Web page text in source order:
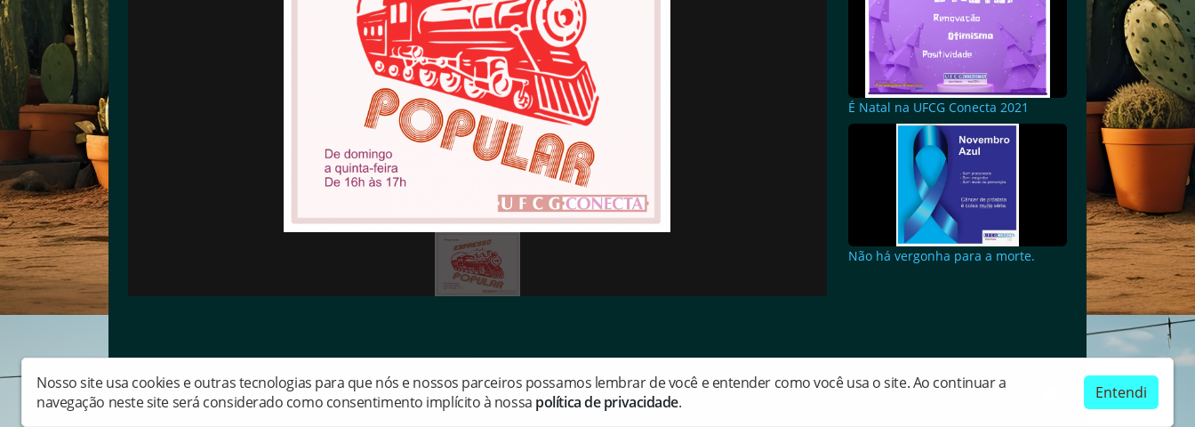
É Natal na UFCG Conecta 2021
Não há vergonha para a morte.
Copyright © Ufcgconecta - Todos os direitos reservados.
Nosso site usa cookies e outras tecnologias para que nós e nossos parceiros possamos lembrar de você e entender como você usa o site. Ao continuar a
navegação neste site será considerado como consentimento implícito à nossa política de privacidade. Entendi